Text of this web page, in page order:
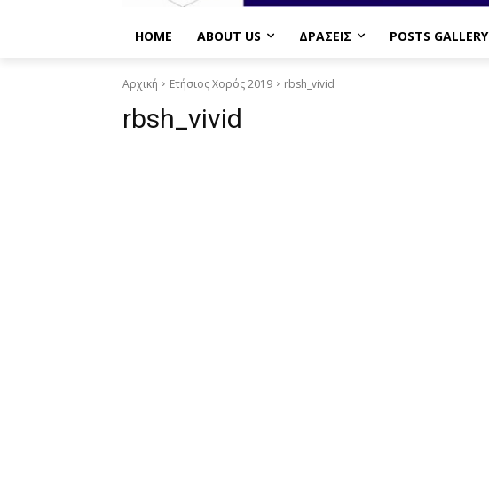
HOME ABOUT US ΔΡΆΣΕΙΣ POSTS GALLERY
Αρχική Ετήσιος Χορός 2019 rbsh_vivid
rbsh_vivid